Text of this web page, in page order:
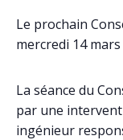
Le prochain
mercredi 14
La séance du
par une
ingénieur